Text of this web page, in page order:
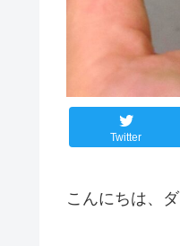
Twitter
こんにちは、